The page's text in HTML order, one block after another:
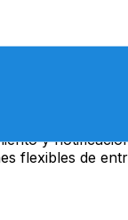
y
flexibles de